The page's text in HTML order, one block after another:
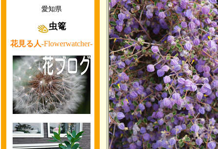
愛知県
虫篭
花見る人-Flowerwatcher-